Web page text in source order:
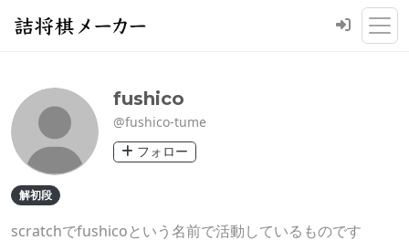
fushico
@fushico-tume
フォロー
解初段
scratchでfushicoという名前で活動しているものです